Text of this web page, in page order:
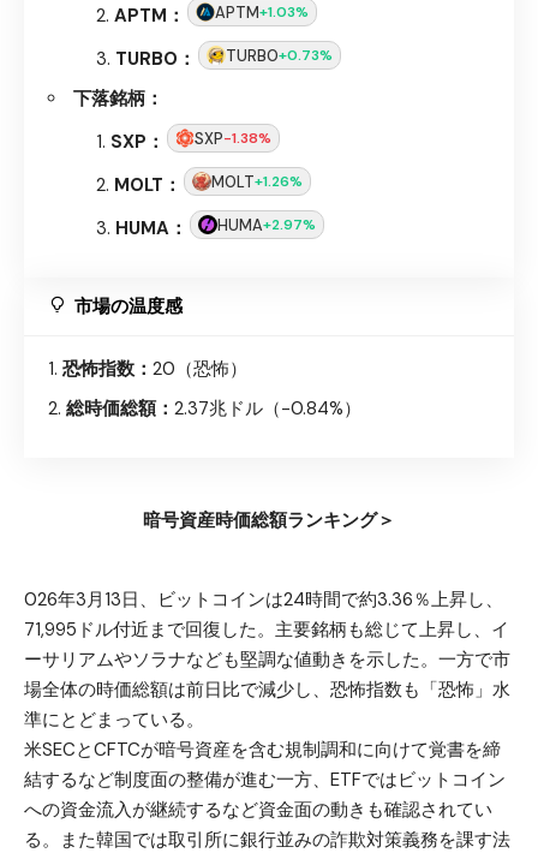
APTM： APTM+1.03%
TURBO： TURBO+0.73%
下落銘柄：
SXP：
SXP-1.38%
MOLT： MOLT+1.26%
HUMA： HUMA+2.97%
市場の温度感
恐怖指数： 20（恐怖）
総時価総額： 2.37兆ドル（-0.84%）
暗号資産時価総額ランキング＞
026年3月13日、ビットコインは24時間で約3.36％上昇し、
71,995ドル付近まで回復した。主要銘柄も総じて上昇し、イ
ーサリアムやソラナなども堅調な値動きを示した。一方で市
場全体の時価総額は前日比で減少し、恐怖指数も「恐怖」水
準にとどまっている。
米SECとCFTCが暗号資産を含む規制調和に向けて覚書を締
結するなど制度面の整備が進む一方、ETFではビットコイン
への資金流入が継続するなど資金面の動きも確認されてい
る。また韓国では取引所に銀行並みの詐欺対策義務を課す法